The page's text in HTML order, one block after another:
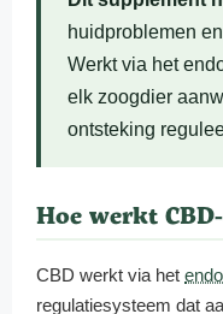
huidproblemen
Werkt via het
elk zoogdier
ontsteking
Hoe werkt
CBD werkt via het
regulatiesysteem dat